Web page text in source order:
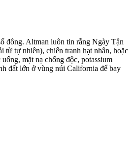
đông. Altman luôn tin rằng Ngày Tận
từ tự nhiên), chiến tranh hạt nhân, hoặc
mặt nạ chống độc, potassium
đất lớn ở vùng núi California để bay